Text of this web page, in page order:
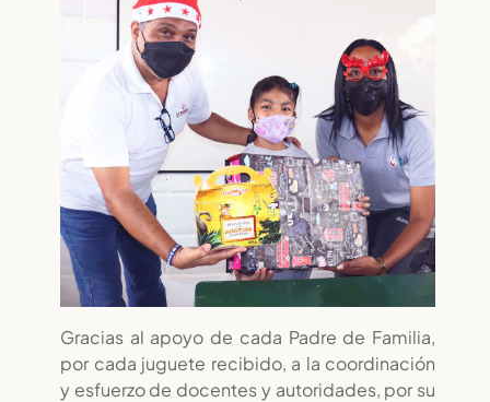
Gracias al apoyo de cada Padre de Familia,
por cada juguete recibido, a la coordinación
y esfuerzo de docentes y autoridades, por su